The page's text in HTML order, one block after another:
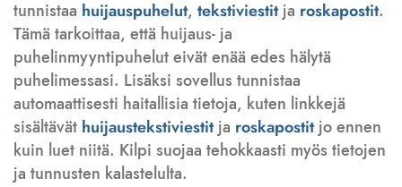
tunnistaa huijauspuhelut, tekstiviestitja roskapostit.
Tämä tarkoittaa, että huijaus- ja
puhelinmyyntipuhelut eivät enää edes hälytä
puhelimessasi. Lisäksi sovellus tunnistaa
automaattisesti haitallisia tietoja, kuten linkkejä
sisältävät huijaustekstiviestitja roskapostitjo ennen
kuin luet niitä. Kilpi suojaa tehokkaasti myös tietojen
ja tunnusten kalastelulta.